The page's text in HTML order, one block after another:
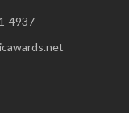
4937